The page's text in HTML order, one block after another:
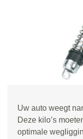
Uw auto weegt
Deze kilo’s
optimale